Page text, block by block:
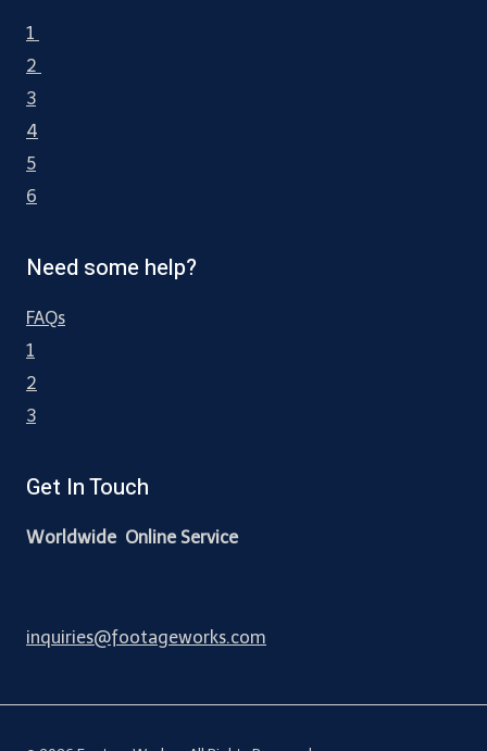
1
2
3
4
5
6
Need some help?
FAQs
1
2
3
Get In Touch
Worldwide Online Service
inquiries@footageworks.com